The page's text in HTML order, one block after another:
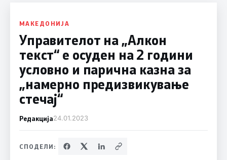
МАКЕДОНИЈА
Управителот на „Алкон
текст“ е осуден на 2 години
условно и парична казна за
„намерно предизвикување
стечај“
Редакција24.01.2023
СПОДЕЛИ: